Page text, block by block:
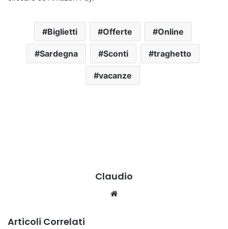
Biglietti Offerte Online
Sardegna Sconti traghetto
vacanze
Claudio
Articoli Correlati